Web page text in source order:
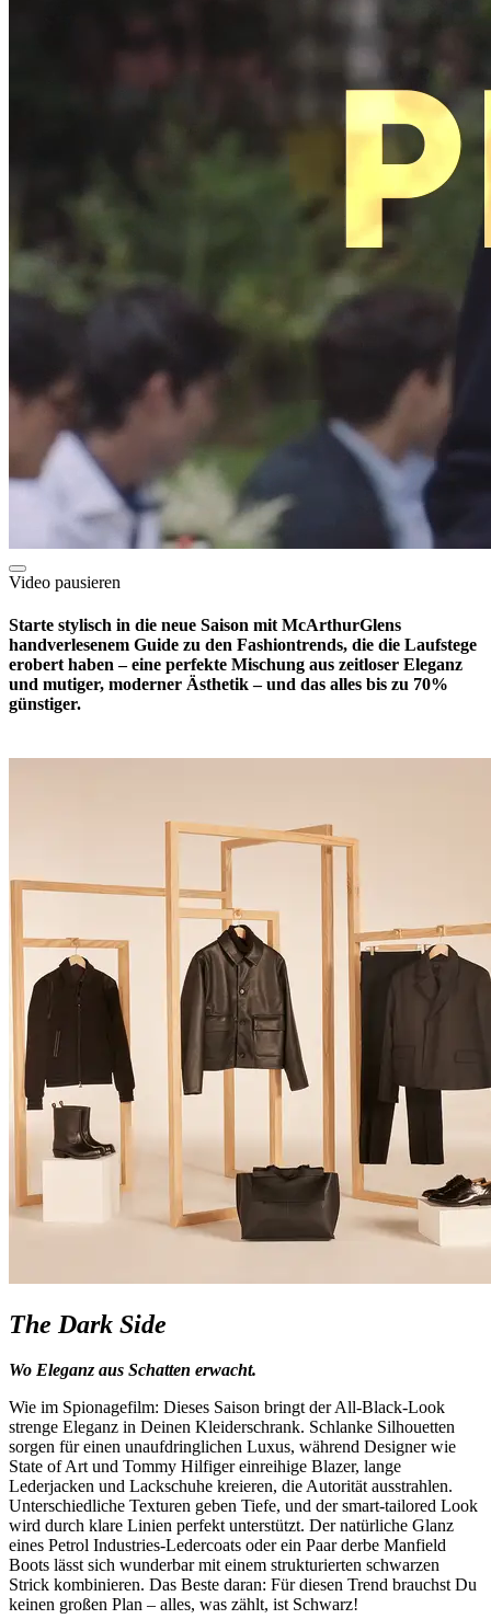
Video pausieren
Starte stylisch in die neue Saison mit McArthurGlens
handverlesenem Guide zu den Fashiontrends, die die Laufstege
erobert haben – eine perfekte Mischung aus zeitloser Eleganz
und mutiger, moderner Ästhetik – und das alles bis zu 70%
günstiger.
The Dark Side
Wo Eleganz aus Schatten erwacht.
Wie im Spionagefilm: Dieses Saison bringt der All-Black-Look
strenge Eleganz in Deinen Kleiderschrank. Schlanke Silhouetten
sorgen für einen unaufdringlichen Luxus, während Designer wie
State of Art und Tommy Hilfiger einreihige Blazer, lange
Lederjacken und Lackschuhe kreieren, die Autorität ausstrahlen.
Unterschiedliche Texturen geben Tiefe, und der smart-tailored Look
wird durch klare Linien perfekt unterstützt. Der natürliche Glanz
eines Petrol Industries-Ledercoats oder ein Paar derbe Manfield
Boots lässt sich wunderbar mit einem strukturierten schwarzen
Strick kombinieren. Das Beste daran: Für diesen Trend brauchst Du
keinen großen Plan – alles, was zählt, ist Schwarz!